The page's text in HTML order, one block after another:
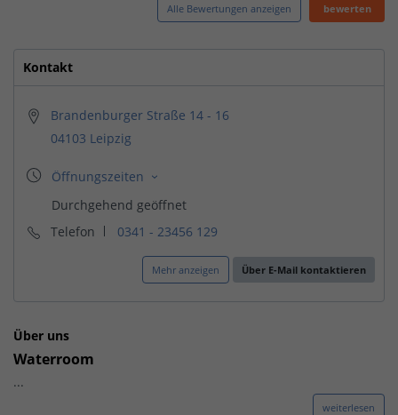
Alle Bewertungen anzeigen bewerten
Kontakt
Brandenburger Straße 14 - 16
04103 Leipzig
Telefon 0341 - 23456 129
Mehr anzeigen Über E-Mail kontaktieren
Über uns
Waterroom
...
weiterlesen